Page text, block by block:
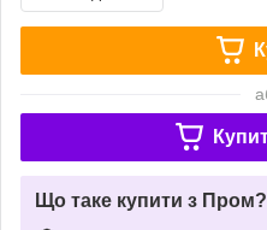
Що таке купити з Пром?